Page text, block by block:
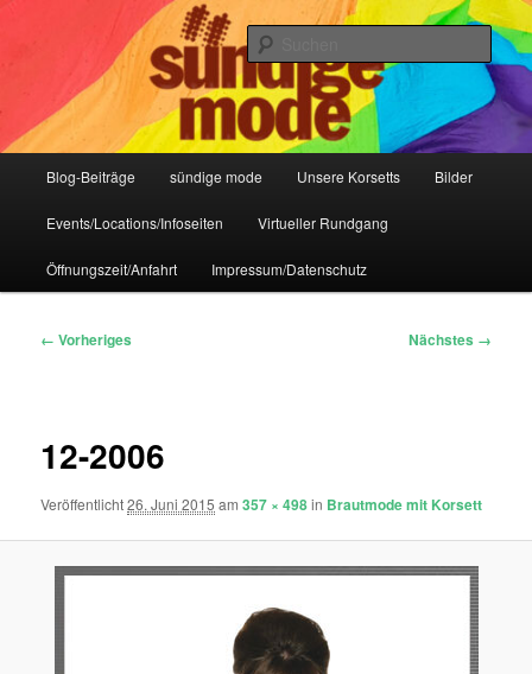
Sündige Mode Frankfurt
IHR Laden für Korsetts, Lifestyle-Mode, Club- und Dark-Wear seit 2004
Blog-Beiträge sündige mode Unsere Korsetts Bilder
Events/Locations/Infoseiten Virtueller Rundgang
Öffnungszeit/Anfahrt Impressum/Datenschutz
Bilder-
← Vorheriges Nächstes →
12-2006
Veröffentlicht26. Juni 2015 am357 × 498in Brautmode mit Korsett